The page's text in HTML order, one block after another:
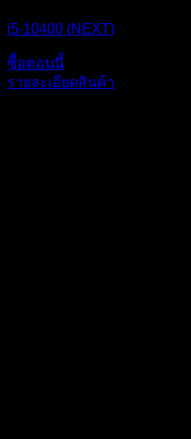
i5-10400 (NEXT)
ซื้อตอนนี้
รายละเอียดสินค้า